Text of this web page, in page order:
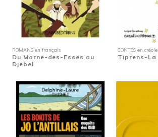
ROMANS en français
Du Morne-des-Esses au
Djebel
CONTES en créole
Tiprens-La